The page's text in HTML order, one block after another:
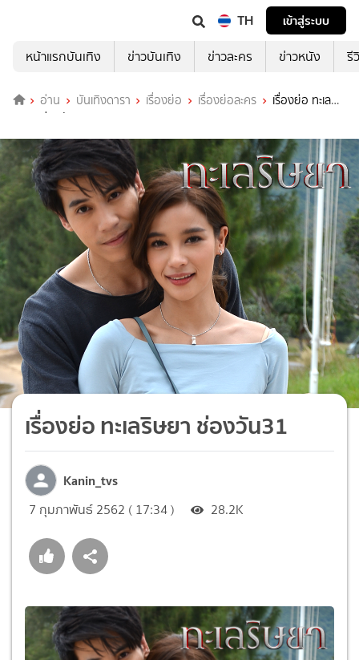
TH
เข้าสู่ระบบ
หน้าแรกบันเทิง
ข่าวบันเทิง ข่าวละคร ข่าวหนัง รี
อ่าน บันเทิงดารา เรื่องย่อ เรื่องย่อละคร
เรื่องย่อ ทะเล
ริษยา ช่องวัน31
เรื่องย่อ ทะเลริษยา ช่องวัน31
Kanin_tvs
7 กุมภาพันธ์ 2562 ( 17:34 ) 28.2K